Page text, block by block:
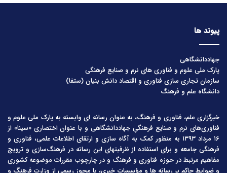
پیوند ها
جهاددانشگاهی
پارک ملی علوم و فناوری های نرم و صنایع فرهنگی
سازمان تجاری سازی فناوری و اقتصاد دانش بنیان (ستفا)
دانشگاه علم و فرهنگ
خبرگزاری علم، فناوری و فرهنگ، به عنوان رسانه ای وابسته به پارک ملی علوم و
فناوری‌های نرم و صنایع فرهنگیِ جهاددانشگاهی و با عنوان اختصاری «سینا» از
۱۶ مرداد ۱۳۹۳ به منظور کمک به آگاه سازی و ارتقای اطلاعات علمی، فناوری و
فرهنگی جامعه و برای استفاده از ظرفیتهای این رسانه در فرهنگ‌سازی و ترویج
مفاهیم مرتبط در حوزه فناوری و فرهنگ و در چارچوب مقررات موضوعه کشوری
و ضوابط حاکم بر رسانه ها و مؤسسات خبری، با مجوز رسمی از وزارت فرهنگ و